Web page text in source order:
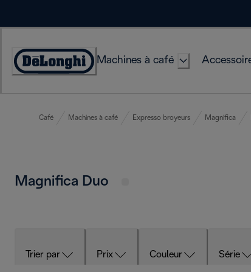
Déclaration
Machines à café
Café Machines à café Expresso broyeurs Magnifica
Magnifica Duo
Trier par Prix Couleur Série